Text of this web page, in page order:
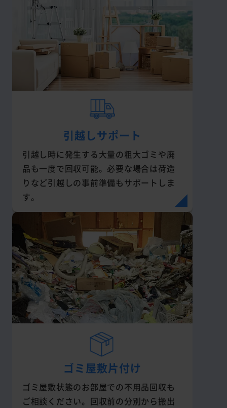
引越しサポート
引越し時に発生する大量の粗大ゴミや廃
品も一度で回収可能。必要な場合は荷造
りなど引越しの事前準備もサポートしま
す。
ゴミ屋敷片付け
ゴミ屋敷状態のお部屋での不用品回収も
ご相談ください。回収前の分別から搬出